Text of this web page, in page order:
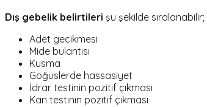
Dış gebelik belirtileri şu şekilde sıralanabilir;
Adet gecikmesi
Mide bulantısı
Kusma
Göğüslerde hassasiyet
İdrar testinin pozitif çıkması
Kan testinin pozitif çıkması